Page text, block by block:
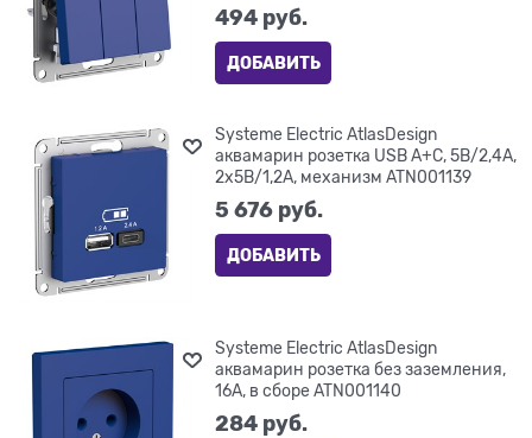
494 руб.
ДОБАВИТЬ
Systeme Electric AtlasDesign
аквамарин розетка USB A+С, 5В/2,4А,
2х5В/1,2А, механизм ATN001139
5 676 руб.
ДОБАВИТЬ
Systeme Electric AtlasDesign
аквамарин розетка без заземления,
16А, в сборе ATN001140
284 руб.